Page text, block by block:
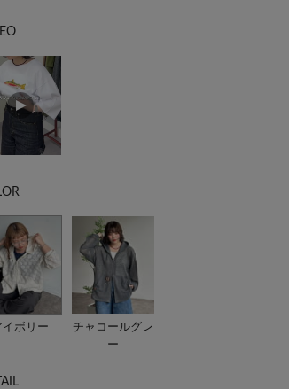
イボリー
チャコールグレ
ー